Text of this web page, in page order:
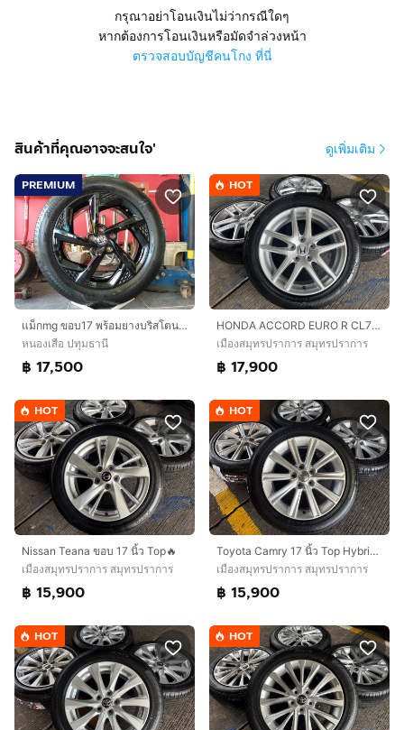
กรุณาอย่าโอนเงินไม่ว่ากรณีใดๆ
หากต้องการโอนเงินหรือมัดจำล่วงหน้า
ตรวจสอบบัญชีคนโกง ที่นี่
สินค้าที่คุณอาจจะสนใจ' ดูเพิ่มเติม
PREMIUM
แม็กmg ขอบ17 พร้อมยางบริสโตน 215 55 17 ปี24 แม็กสวยไร้รอย ยางสวยทุกเส้นตุ่มหน้ายางยังอยู่5 รู 112 ใส่ mg 4 mg5 mg. ep. ,mg zs EV mg GS
หนองเสือ ปทุมธานี
฿ 17,500
HOT
HONDA ACCORD EURO R CL7 ขอบ 17 นิ้ว🔥
เมืองสมุทรปราการ สมุทรปราการ
฿ 17,900
HOT
Nissan Teana ขอบ 17 นิ้ว Top🔥
เมืองสมุทรปราการ สมุทรปราการ
฿ 15,900
HOT
Toyota Camry 17 นิ้ว Top Hybrid🔥
เมืองสมุทรปราการ สมุทรปราการ
฿ 15,900
HOT HOT